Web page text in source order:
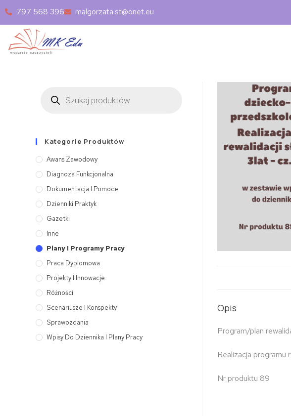
797 568 396 malgorzata.st@onet.eu
Opis
Program/plan
Realizacja programu
Nr produktu 89
Kategorie Produktów
Awans Zawodowy
Diagnoza Funkcjonalna
Dokumentacja I Pomoce
Dzienniki Praktyk
Gazetki
Inne
Plany I Programy Pracy
Praca Dyplomowa
Projekty I Innowacje
Różności
Scenariusze I Konspekty
Sprawozdania
Wpisy Do Dziennika I Plany Pracy